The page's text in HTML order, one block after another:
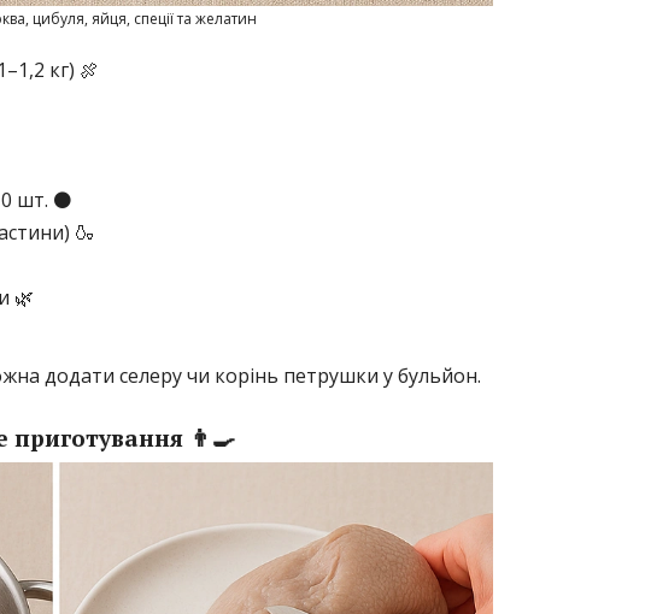
цибуля, яйця, спеції та желатин
кг) 🍖
шт. ⚫
🍶
🌿
додати селеру чи корінь петрушки у бульйон.
приготування 👨‍🍳